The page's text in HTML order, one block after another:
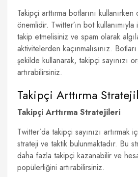
Takipçi arttırma botlarını kullanırken
önemlidir. Twitter’ın bot kullanımıyla
takip etmelisiniz ve spam olarak
aktivitelerden kaçınmalısınız.
şekilde kullanarak, takipçi sayınızı
artırabilirsiniz.
Takipçi Arttırma
Takipçi Arttırma Stratejileri
Twitter’da takipçi sayınızı artırmak
strateji ve taktik bulunmaktadır. Bu
daha fazla takipçi kazanabilir ve
popülerliğini artırabilirsiniz.